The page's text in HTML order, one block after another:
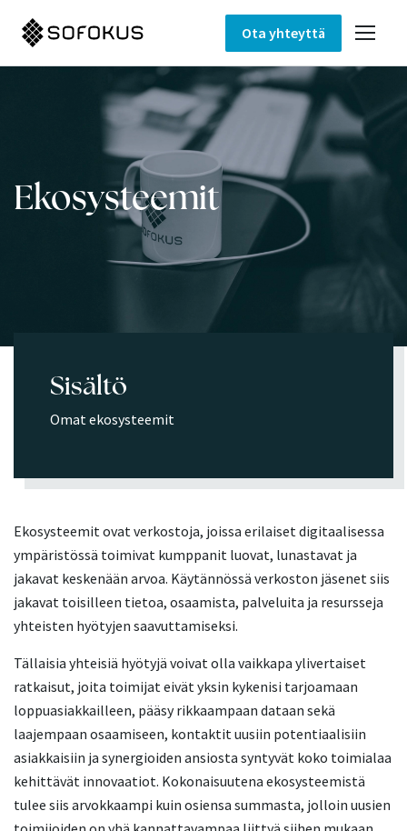
Ota yhteyttä
Ekosysteemit
Ekosysteemit ovat verkostoja, joissa erilaiset digitaalisessa
ympäristössä toimivat kumppanit luovat, lunastavat ja
jakavat keskenään arvoa. Käytännössä verkoston jäsenet siis
jakavat toisilleen tietoa, osaamista, palveluita ja resursseja
yhteisten hyötyjen saavuttamiseksi.
Tällaisia yhteisiä hyötyjä voivat olla vaikkapa ylivertaiset
ratkaisut, joita toimijat eivät yksin kykenisi tarjoamaan
loppuasiakkailleen, pääsy rikkaampaan dataan sekä
laajempaan osaamiseen, kontaktit uusiin potentiaalisiin
asiakkaisiin ja synergioiden ansiosta syntyvät koko toimialaa
kehittävät innovaatiot. Kokonaisuutena ekosysteemistä
tulee siis arvokkaampi kuin osiensa summasta, jolloin uusien
Sisältö
Omat ekosysteemit